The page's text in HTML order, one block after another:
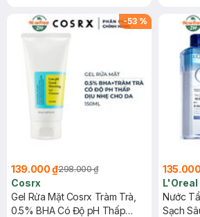
-53 %
139.000 ₫298.000 ₫
Cosrx
Gel Rửa Mặt Cosrx Tràm Trà,
0.5% BHA Có Độ pH Thấp
L'Oreal
Nước
Sạch